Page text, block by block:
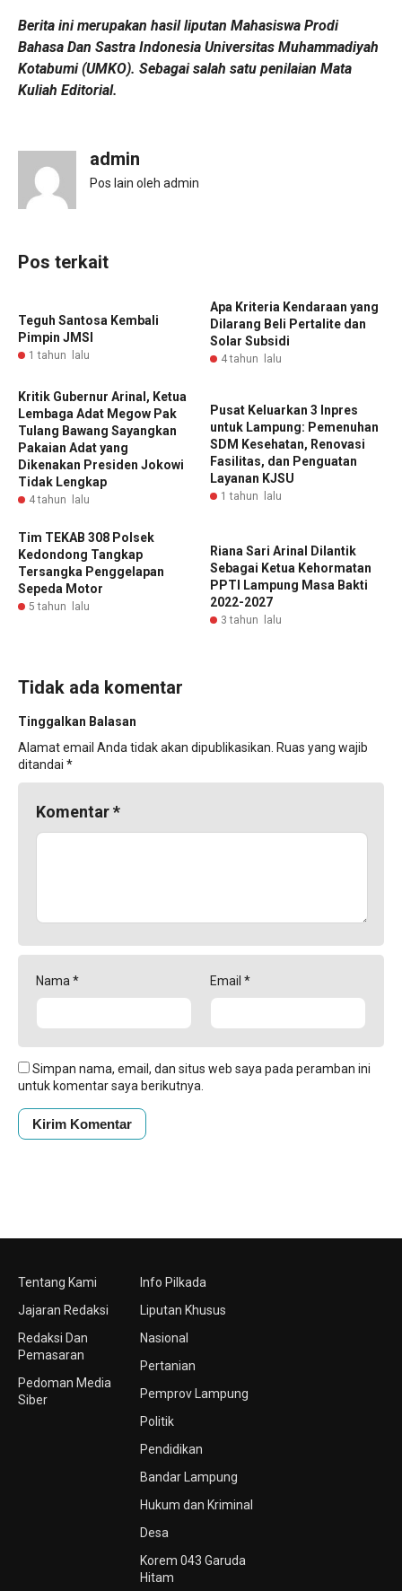
Berita ini merupakan hasil liputan Mahasiswa Prodi
Bahasa Dan Sastra Indonesia Universitas Muhammadiyah
Kotabumi (UMKO). Sebagai salah satu penilaian Mata
Kuliah Editorial.
admin
Pos lain oleh admin
Pos terkait
Teguh Santosa Kembali
Pimpin JMSI ‎
1 tahun lalu
Apa Kriteria Kendaraan yang
Dilarang Beli Pertalite dan
Solar Subsidi
4 tahun lalu
Kritik Gubernur Arinal, Ketua
Lembaga Adat Megow Pak
Tulang Bawang Sayangkan
Pakaian Adat yang
Dikenakan Presiden Jokowi
Tidak Lengkap
4 tahun lalu
‎Pusat Keluarkan 3 Inpres
untuk Lampung: Pemenuhan
SDM Kesehatan, Renovasi
Fasilitas, dan Penguatan
Layanan KJSU
1 tahun lalu
Tim TEKAB 308 Polsek
Kedondong Tangkap
Tersangka Penggelapan
Sepeda Motor
5 tahun lalu
Riana Sari Arinal Dilantik
Sebagai Ketua Kehormatan
PPTI Lampung Masa Bakti
2022-2027
3 tahun lalu
Tidak ada komentar
Tinggalkan Balasan
Alamat email Anda tidak akan dipublikasikan. Ruas yang wajib
ditandai *
Komentar*
Nama * Email *
Simpan nama, email, dan situs web saya pada peramban ini
untuk komentar saya berikutnya.
Tentang Kami
Jajaran Redaksi
Redaksi Dan
Pemasaran
Pedoman Media
Siber
Info Pilkada
Liputan Khusus
Nasional
Pertanian
Pemprov Lampung
Politik
Pendidikan
Bandar Lampung
Hukum dan Kriminal
Desa
Korem 043 Garuda
Hitam